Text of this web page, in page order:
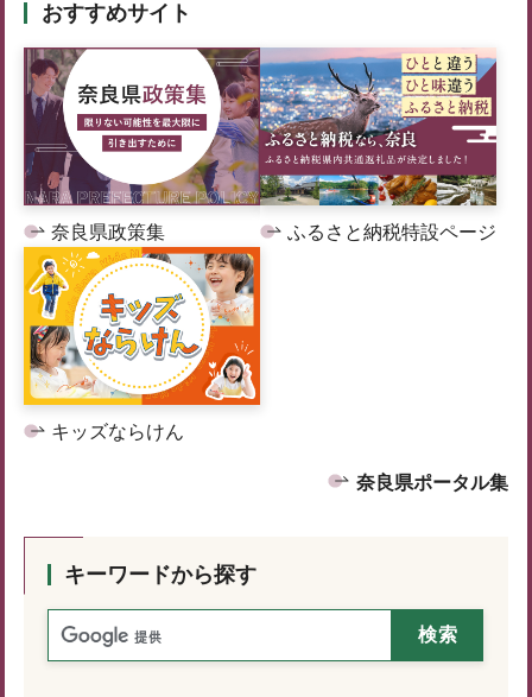
おすすめサイト
奈良県政策集 ふるさと納税特設ページ
キッズならけん
奈良県ポータル集
キーワードから探す